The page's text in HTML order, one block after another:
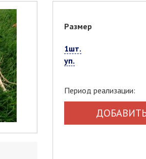
Размер
1шт.
уп.
Период реализации: